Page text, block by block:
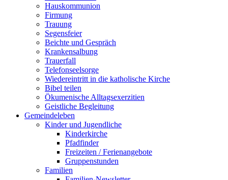
Hauskommunion
Firmung
Trauung
Segensfeier
Beichte und Gespräch
Krankensalbung
Trauerfall
Telefonseelsorge
Wiedereintritt in die katholische Kirche
Bibel teilen
Ökumenische Alltagsexerzitien
Geistliche Begleitung
Gemeindeleben
Kinder und Jugendliche
Kinderkirche
Pfadfinder
Freizeiten / Ferienangebote
Gruppenstunden
Familien